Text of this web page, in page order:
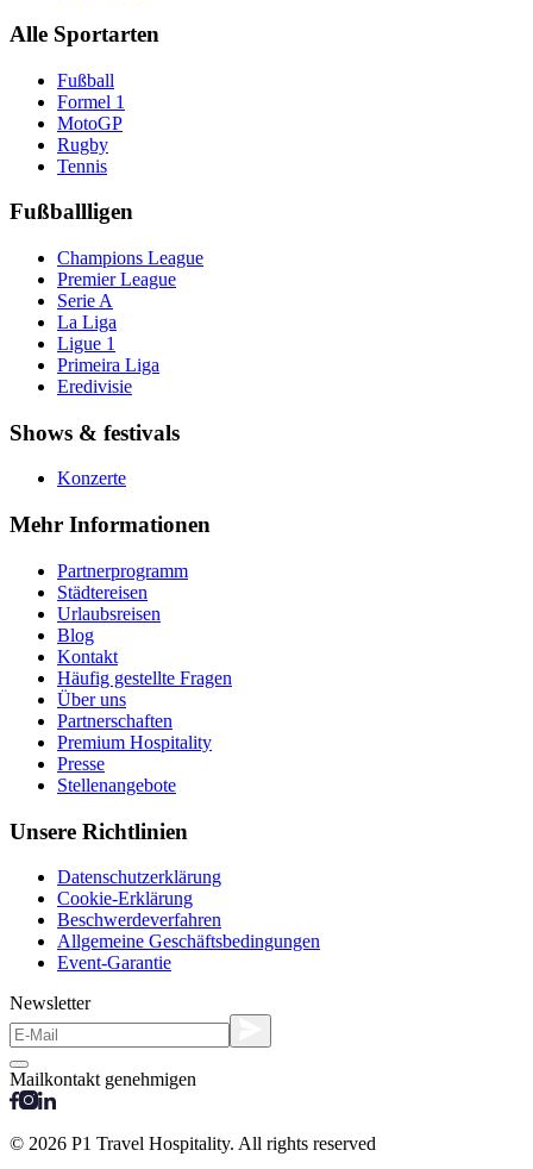
Alle Sportarten
Fußball
Formel 1
MotoGP
Rugby
Tennis
Fußballligen
Champions League
Premier League
Serie A
La Liga
Ligue 1
Primeira Liga
Eredivisie
Shows & festivals
Konzerte
Mehr Informationen
Partnerprogramm
Städtereisen
Urlaubsreisen
Blog
Kontakt
Häufig gestellte Fragen
Über uns
Partnerschaften
Premium Hospitality
Presse
Stellenangebote
Unsere Richtlinien
Datenschutzerklärung
Cookie-Erklärung
Beschwerdeverfahren
Allgemeine Geschäftsbedingungen
Event-Garantie
Newsletter
Mailkontakt genehmigen
© 2026 P1 Travel Hospitality. All rights reserved